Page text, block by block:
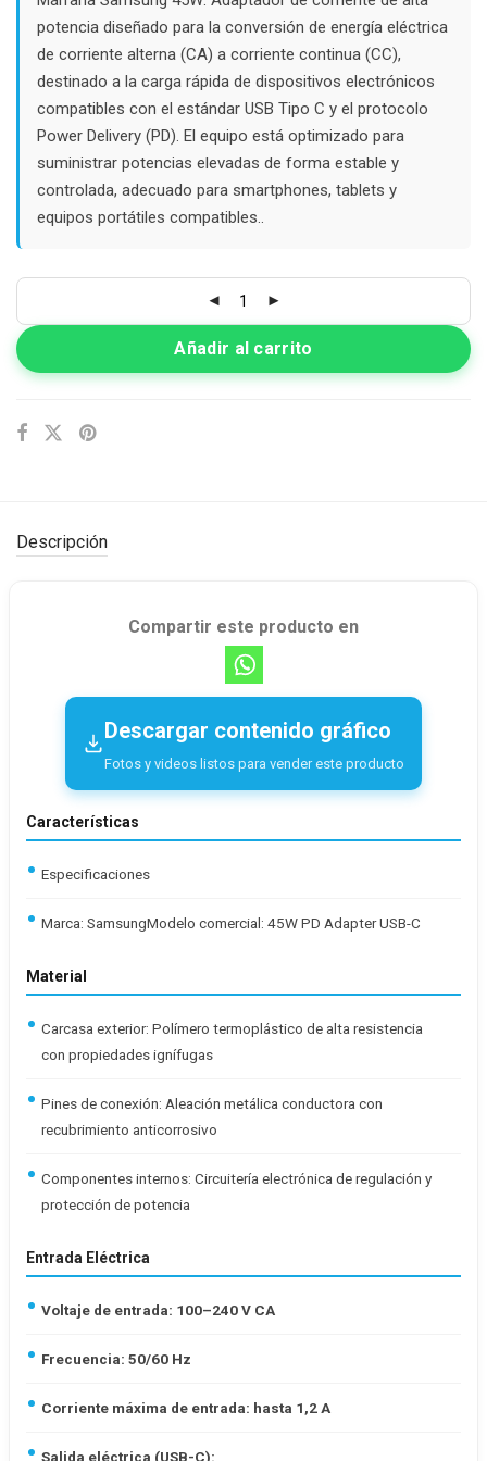
potencia diseñado para la conversión de energía eléctrica
de corriente alterna (CA) a corriente continua (CC),
destinado a la carga rápida de dispositivos electrónicos
compatibles con el estándar USB Tipo C y el protocolo
Power Delivery (PD). El equipo está optimizado para
suministrar potencias elevadas de forma estable y
controlada, adecuado para smartphones, tablets y
equipos portátiles compatibles..
Añadir al carrito
Descripción
Compartir este producto en
Descargar contenido gráfico
Fotos y videos listos para vender este producto
Características
Especificaciones
Marca: SamsungModelo comercial: 45W PD Adapter USB-C
Material
Carcasa exterior: Polímero termoplástico de alta resistencia
con propiedades ignífugas
Pines de conexión: Aleación metálica conductora con
recubrimiento anticorrosivo
Componentes internos: Circuitería electrónica de regulación y
protección de potencia
Entrada Eléctrica
Voltaje de entrada: 100–240 V CA
Frecuencia: 50/60 Hz
Corriente máxima de entrada: hasta 1,2 A
Salida eléctrica (USB-C):